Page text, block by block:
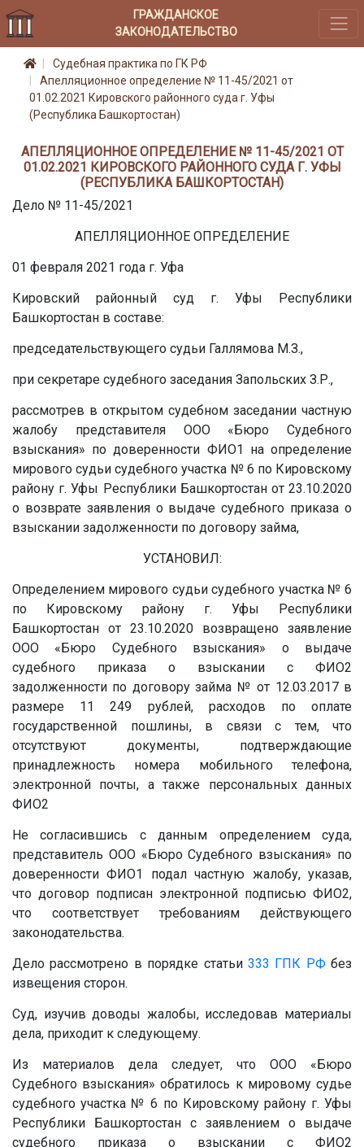
ГРАЖДАНСКОЕ
ЗАКОНОДАТЕЛЬСТВО
Судебная практика по ГК РФ
Апелляционное определение № 11-45/2021 от
01.02.2021 Кировского районного суда г. Уфы
(Республика Башкортостан)
АПЕЛЛЯЦИОННОЕ ОПРЕДЕЛЕНИЕ № 11-45/2021 ОТ
01.02.2021 КИРОВСКОГО РАЙОННОГО СУДА Г. УФЫ
(РЕСПУБЛИКА БАШКОРТОСТАН)
Дело № 11-45/2021
АПЕЛЛЯЦИОННОЕ ОПРЕДЕЛЕНИЕ
01 февраля 2021 года г. Уфа
Кировский районный суд г. Уфы Республики
Башкортостан в составе:
председательствующего судьи Галлямова М.З.,
при секретаре судебного заседания Запольских З.Р.,
рассмотрев в открытом судебном заседании частную
жалобу представителя ООО «Бюро Судебного
взыскания» по доверенности ФИО1 на определение
мирового судьи судебного участка № 6 по Кировскому
району г. Уфы Республики Башкортостан от 23.10.2020
о возврате заявления о выдаче судебного приказа о
взыскании задолженности по договору займа,
УСТАНОВИЛ:
Определением мирового судьи судебного участка № 6
по Кировскому району г. Уфы Республики
Башкортостан от 23.10.2020 возвращено заявление
ООО «Бюро Судебного взыскания» о выдаче
судебного приказа о взыскании с ФИО2
задолженности по договору займа № от 12.03.2017 в
размере 11 249 рублей, расходов по оплате
государственной пошлины, в связи с тем, что
отсутствуют документы, подтверждающие
принадлежность номера мобильного телефона,
электронной почты, а также персональных данных
ФИО2
Не согласившись с данным определением суда,
представитель ООО «Бюро Судебного взыскания» по
доверенности ФИО1 подал частную жалобу, указав,
что договор подписан электронной подписью ФИО2,
что соответствует требованиям действующего
законодательства.
Дело рассмотрено в порядке статьи 333 ГПК РФбез
извещения сторон.
Суд, изучив доводы жалобы, исследовав материалы
дела, приходит к следующему.
Из материалов дела следует, что ООО «Бюро
Судебного взыскания» обратилось к мировому судье
судебного участка № 6 по Кировскому району г. Уфы
Республики Башкортостан с заявлением о выдаче
судебного приказа о взыскании с ФИО2